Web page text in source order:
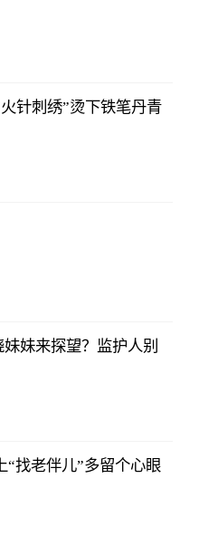
老人痴迷烙画40余载 “火针刺绣”烫下铁笔丹青
妹来探望？监护人别
“找老伴儿”多留个心眼